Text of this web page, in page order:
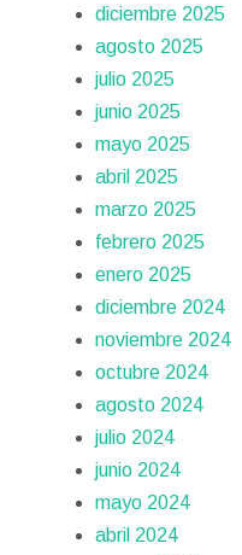
diciembre 2025
agosto 2025
julio 2025
junio 2025
mayo 2025
abril 2025
marzo 2025
febrero 2025
enero 2025
diciembre 2024
noviembre 2024
octubre 2024
agosto 2024
julio 2024
junio 2024
mayo 2024
abril 2024